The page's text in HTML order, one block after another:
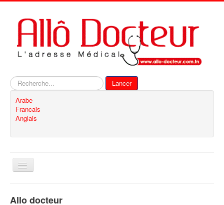
Rechercher
Lancer
Arabe
Francais
Anglais
Basculer
Allo docteur